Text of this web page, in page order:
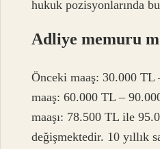
hukuk pozisyonlarında
Adliye memuru
Önceki maaş: 30.000
maaş: 60.000 TL –
maaşı: 78.500 TL ile
değişmektedir. 10 yıllık